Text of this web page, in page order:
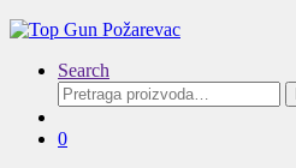
Search
Pretraga
za:
0